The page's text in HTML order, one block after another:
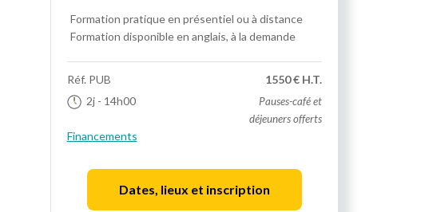
Formation pratique en présentiel ou à distance
Formation disponible en anglais, à la demande
Réf. PUB
2j - 14h00
1550 € H.T.
Pauses-café et
déjeuners offerts
Financements
Dates, lieux et inscription